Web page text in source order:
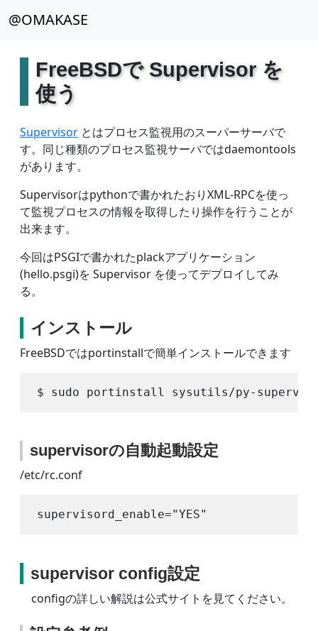
@OMAKASE
FreeBSDで Supervisor を
使う
Supervisor とはプロセス監視用のスーパーサーバで
す。同じ種類のプロセス監視サーバではdaemontools
があります。
Supervisorはpythonで書かれたおりXML-RPCを使っ
て監視プロセスの情報を取得したり操作を行うことが
出来ます。
今回はPSGIで書かれたplackアプリケーション
(hello.psgi)を Supervisor を使ってデプロイしてみ
る。
インストール
FreeBSDではportinstallで簡単インストールできます
supervisorの自動起動設定
/etc/rc.conf
supervisor config設定
configの詳しい解説は公式サイトを見てください。